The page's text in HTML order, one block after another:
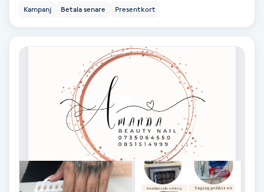
NBE-massage
Olaplexbehandling
Ombre brows
Kampanj Betala senare Presentkort